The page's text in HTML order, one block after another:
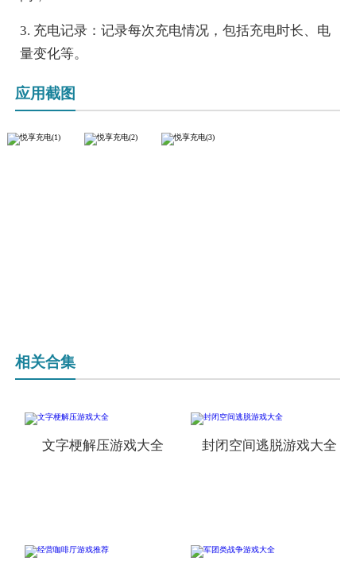
3. 充电记录：记录每次充电情况，包括充电时长、电
量变化等。
应用截图
相关合集
文字梗解压游戏大全 封闭空间逃脱游戏大全